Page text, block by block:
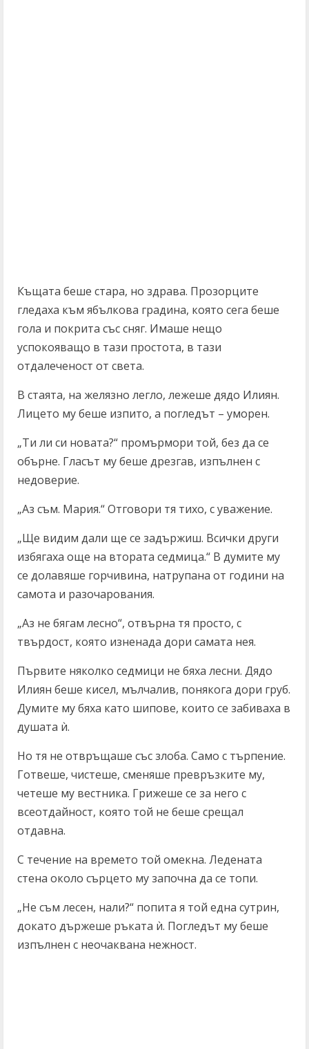
Къщата беше стара, но здрава. Прозорците
гледаха към ябълкова градина, която сега беше
гола и покрита със сняг. Имаше нещо
успокояващо в тази простота, в тази
отдалеченост от света.
В стаята, на желязно легло, лежеше дядо Илиян.
Лицето му беше изпито, а погледът – уморен.
„Ти ли си новата?“ промърмори той, без да се
обърне. Гласът му беше дрезгав, изпълнен с
недоверие.
„Аз съм. Мария.“ Отговори тя тихо, с уважение.
„Ще видим дали ще се задържиш. Всички други
избягаха още на втората седмица.“ В думите му
се долавяше горчивина, натрупана от години на
самота и разочарования.
„Аз не бягам лесно“, отвърна тя просто, с
твърдост, която изненада дори самата нея.
Първите няколко седмици не бяха лесни. Дядо
Илиян беше кисел, мълчалив, понякога дори груб.
Думите му бяха като шипове, които се забиваха в
душата ѝ.
Но тя не отвръщаше със злоба. Само с търпение.
Готвеше, чистеше, сменяше превръзките му,
четеше му вестника. Грижеше се за него с
всеотдайност, която той не беше срещал
отдавна.
С течение на времето той омекна. Ледената
стена около сърцето му започна да се топи.
„Не съм лесен, нали?“ попита я той една сутрин,
докато държеше ръката ѝ. Погледът му беше
изпълнен с неочаквана нежност.